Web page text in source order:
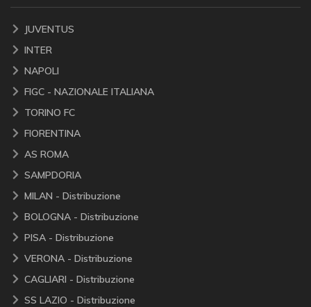
JUVENTUS
INTER
NAPOLI
FIGC - NAZIONALE ITALIANA
TORINO FC
FIORENTINA
AS ROMA
SAMPDORIA
MILAN - Distribuzione
BOLOGNA - Distribuzione
PISA - Distribuzione
VERONA - Distribuzione
CAGLIARI - Distribuzione
SS LAZIO - Distribuzione